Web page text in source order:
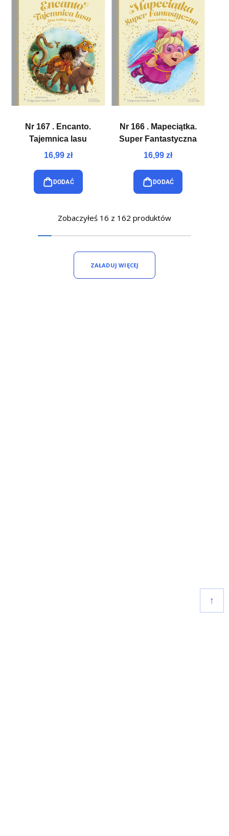
Nr 167 . Encanto.
Tajemnica lasu
16,99 zł
DODAĆ
Nr 166 . Mapeciątka.
Super Fantastyczna
16,99 zł
DODAĆ
Zobaczyłeś 16 z 162 produktów
ZAŁADUJ WIĘCEJ
↑